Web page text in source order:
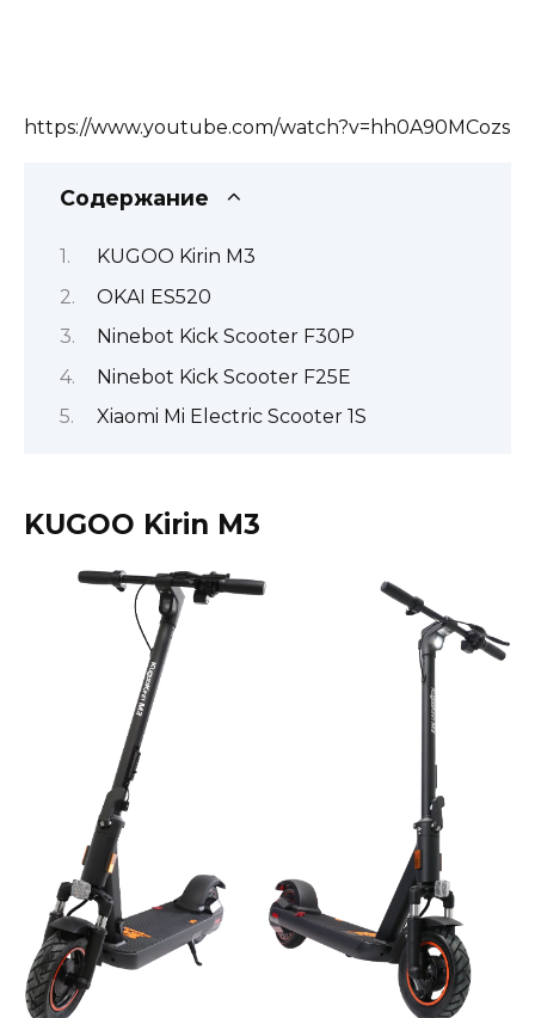
https://www.youtube.com/watch?v=hh0A90MCozs
Содержание
KUGOO Kirin M3
OKAI ES520
Ninebot Kick Scooter F30P
Ninebot Kick Scooter F25E
Xiaomi Mi Electric Scooter 1S
KUGOO Kirin M3